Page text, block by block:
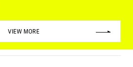
VIEW MORE